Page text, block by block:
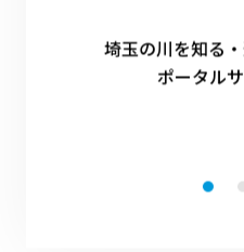
埼玉の川を知る
ポータル